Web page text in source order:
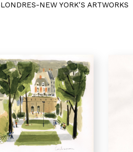
NEW YORK'S ARTWORKS